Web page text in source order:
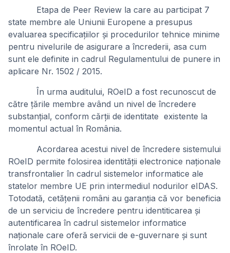
Etapa de Peer Review la care au participat 7
state membre ale Uniunii Europene a presupus
evaluarea specificațiilor și procedurilor tehnice minime
pentru nivelurile de asigurare a încrederii, asa cum
sunt ele definite in cadrul Regulamentului de punere in
aplicare Nr. 1502 / 2015.
În urma auditului, ROeID a fost recunoscut de
către țările membre având un nivel de încredere
substanțial, conform cărții de identitate existente la
momentul actual în România.
Acordarea acestui nivel de încredere sistemului
ROeID permite folosirea identității electronice naționale
transfrontalier în cadrul sistemelor informatice ale
statelor membre UE prin intermediul nodurilor eIDAS.
Totodată, cetățenii români au garanția că vor beneficia
de un serviciu de încredere pentru identiticarea și
autentificarea în cadrul sistemelor informatice
naționale care oferă servicii de e-guvernare și sunt
înrolate în ROeID.